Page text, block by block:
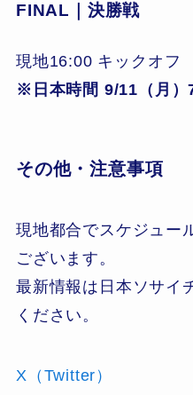
FINAL｜決勝戦
現地16:00 キックオフ
※日本時間 9/11（月）
その他・注意事項
現地都合でスケジュー
ございます。
最新情報は日本ソサイ
ください。
X（Twitter）